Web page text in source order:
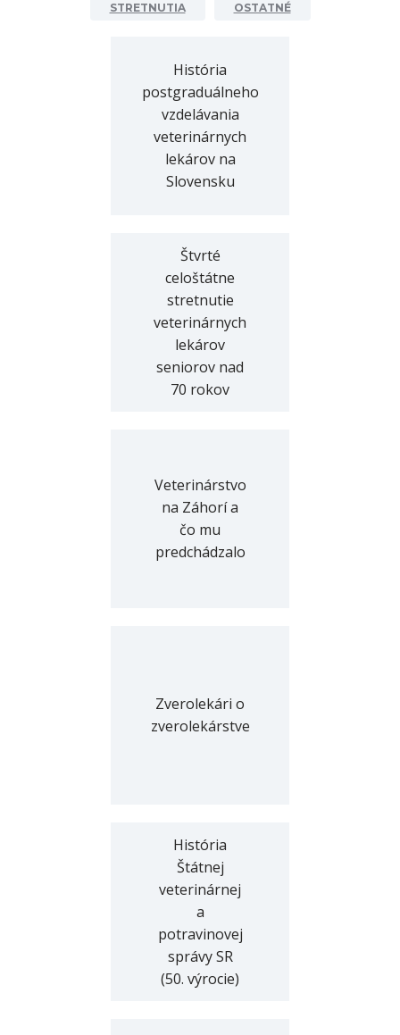
STRETNUTIA OSTATNÉ
História
postgraduálneho
vzdelávania
veterinárnych
lekárov na
Slovensku
Štvrté
celoštátne
stretnutie
veterinárnych
lekárov
seniorov nad
70 rokov
Veterinárstvo
na Záhorí a
čo mu
predchádzalo
Zverolekári o
zverolekárstve
História
Štátnej
veterinárnej
a
potravinovej
správy SR
(50. výrocie)